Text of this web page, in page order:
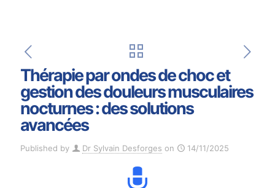
Thérapie par ondes de choc et
gestion des douleurs musculaires
nocturnes : des solutions
avancées
Published by Dr Sylvain Desforges on 14/11/2025